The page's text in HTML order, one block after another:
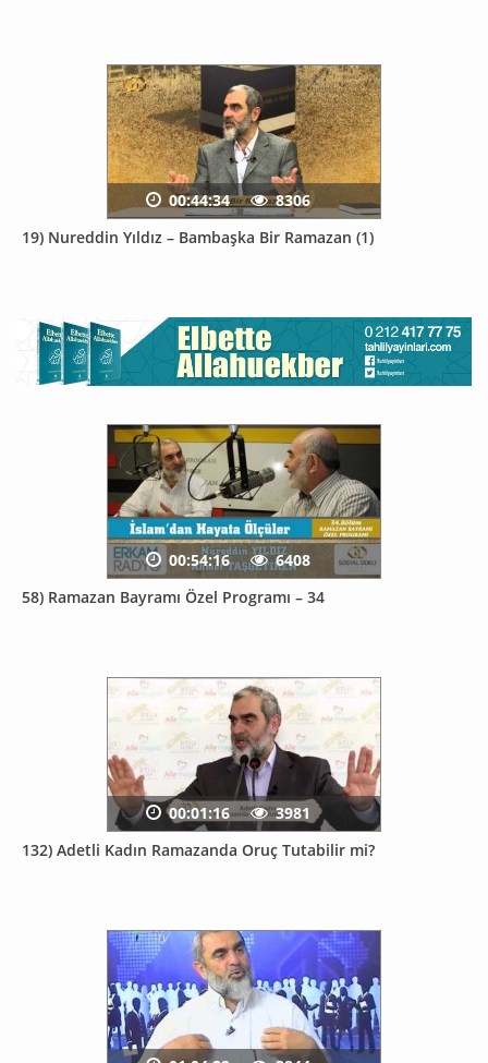
19) Nureddin Yıldız – Bambaşka Bir Ramazan (1)
00:44:34 8306
58) Ramazan Bayramı Özel Programı – 34
00:54:16 6408
132) Adetli Kadın Ramazanda Oruç Tutabilir mi?
00:01:16 3981